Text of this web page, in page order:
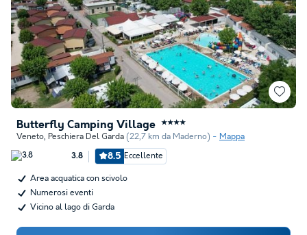
Butterfly Camping Village ★★★★
Veneto, Peschiera Del Garda (22,7 km da Maderno) Mappa
3.8 8.5 Eccellente
Area acquatica con scivolo
Numerosi eventi
Vicino al lago di Garda